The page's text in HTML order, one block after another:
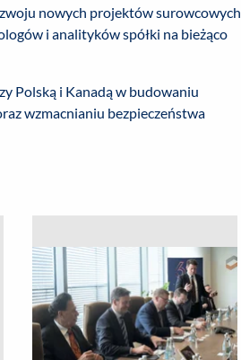
nowych projektów surowcowych
i analityków spółki na bieżąco
Polską i Kanadą w budowaniu
wzmacnianiu bezpieczeństwa